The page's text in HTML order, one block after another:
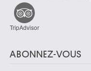
TripAdvisor
ABONNEZ-VOUS